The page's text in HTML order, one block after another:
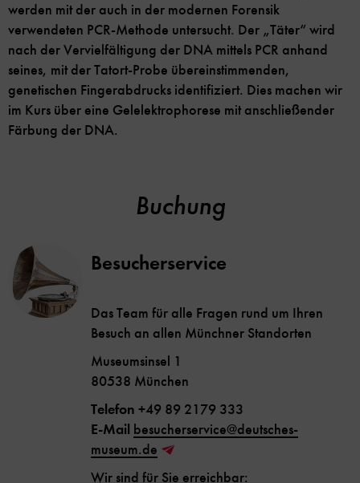
werden mit der auch in der modernen Forensik
verwendeten PCR-Methode untersucht. Der „Täter“ wird
nach der Vervielfältigung der DNA mittels PCR anhand
seines, mit der Tatort-Probe übereinstimmenden,
genetischen Fingerabdrucks identifiziert. Dies machen wir
im Kurs über eine Gelelektrophorese mit anschließender
Färbung der DNA.
Buchung
Besucherservice
Das Team für alle Fragen rund um Ihren
Besuch an allen Münchner Standorten
Museumsinsel 1
80538 München
Telefon +49 89 2179 333
E-Mail besucherservice@deutsches-
museum.de
Wir sind für Sie erreichbar: